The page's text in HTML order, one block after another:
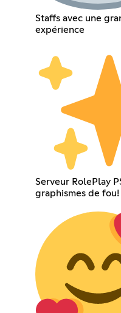
Staffs avec une
expérience
Serveur RolePlay
graphismes de fou!